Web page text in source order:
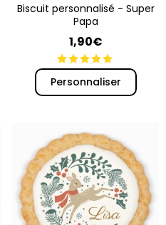
Biscuit personnalisé - Super
Papa
1,90€
Personnaliser